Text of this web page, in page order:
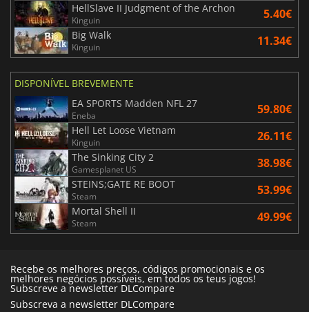
HellSlave II Judgment of the Archon
Kinguin 5.40€
Big Walk
Kinguin 11.34€
DISPONÍVEL BREVEMENTE
EA SPORTS Madden NFL 27
Eneba 59.80€
Hell Let Loose Vietnam
Kinguin 26.11€
The Sinking City 2
Gamesplanet US 38.98€
STEINS;GATE RE BOOT
Steam 53.99€
Mortal Shell II
Steam 49.99€
Recebe os melhores preços, códigos promocionais e os
melhores negócios possíveis, em todos os teus jogos!
Subscreve a newsletter DLCompare
Subscreva a newsletter DLCompare